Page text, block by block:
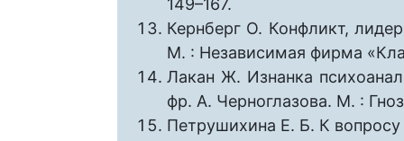
149–167.
Кернберг О. Конфликт,
М. : Независимая фирма
Лакан Ж. Изнанка
фр. А. Черноглазова. М. :
Петрушихина Е. Б. К